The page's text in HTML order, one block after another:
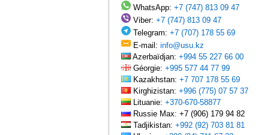
WhatsApp: +7 (747) 813 09 47
Viber: +7 (747) 813 09 47
Telegram: +7 (707) 178 55 69
E-mail: info@usu.kz
Azerbaïdjan: +994 55 227 66 00
Géorgie: +995 577 44 77 99
Kazakhstan: +7 707 178 55 69
Kirghizistan: +996 (775) 07 57 37
Lituanie: +370-670-58877
Russie Max: +7 (906) 179 94 82
Tadjikistan: +992 (92) 703 81 81